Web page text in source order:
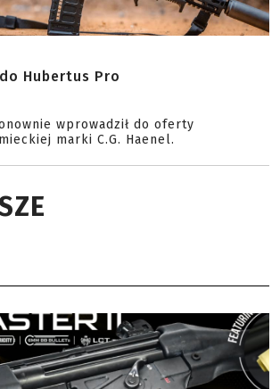
Hubertus Pro
wprowadził do oferty
marki C.G. Haenel.